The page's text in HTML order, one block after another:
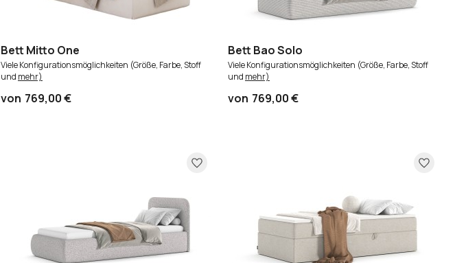
Bett Mitto One
Viele Konfigurationsmöglichkeiten (Größe, Farbe, Stoff
und mehr)
von 769,00 €
Bett Bao Solo
Viele Konfigurationsmöglichkeiten (Größe, Farbe, Stoff
und mehr)
von 769,00 €